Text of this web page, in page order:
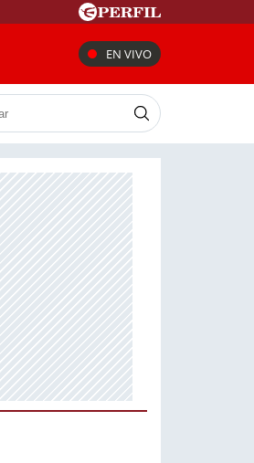
EN VIVO